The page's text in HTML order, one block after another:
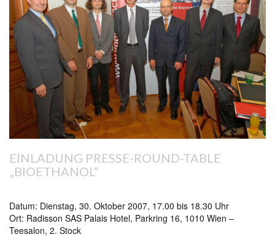
EINLADUNG PRESSE-ROUND-TABLE
„BIOETHANOL“
Datum: Dienstag, 30. Oktober 2007, 17.00 bis 18.30 Uhr
Ort: Radisson SAS Palais Hotel, Parkring 16, 1010 Wien –
Teesalon, 2. Stock